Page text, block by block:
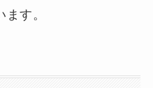
す。